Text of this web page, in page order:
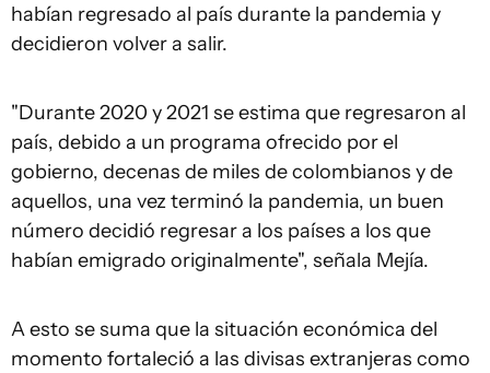
habían regresado al país durante la pandemia y
decidieron volver a salir.
"Durante 2020 y 2021 se estima que regresaron al
país, debido a un programa ofrecido por el
gobierno, decenas de miles de colombianos y de
aquellos, una vez terminó la pandemia, un buen
número decidió regresar a los países a los que
habían emigrado originalmente", señala Mejía.
A esto se suma que la situación económica del
momento fortaleció a las divisas extranjeras como